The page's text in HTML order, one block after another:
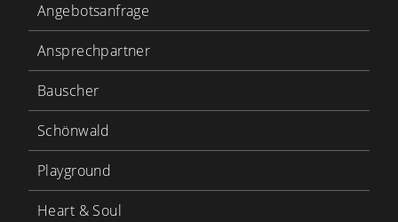
Angebotsanfrage
Ansprechpartner
Bauscher
Schönwald
Playground
Heart & Soul